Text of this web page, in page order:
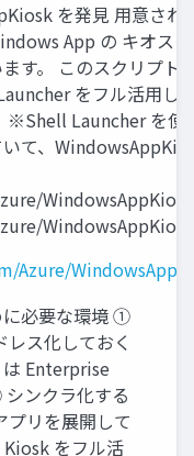
を発見 用意され
App の キオス
す。 このスクリプト
をフル活用し
※Shell Launcher を使
て、
WindowsAppKiosk
WindowsAppKiosk
Azure/
に必要な環境 ①
レス化しておく
Enterprise
ンクラ化する
プリを展開して
をフル活